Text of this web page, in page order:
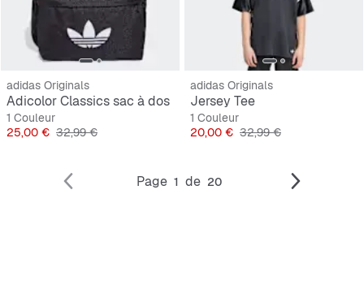
adidas Originals
Adicolor Classics sac à dos
1 Couleur
Prix
25,00 € Prix original
32,99 €
adidas Originals
Jersey Tee
1 Couleur
Prix
20,00 € Prix original
32,99 €
Page 1 de 20